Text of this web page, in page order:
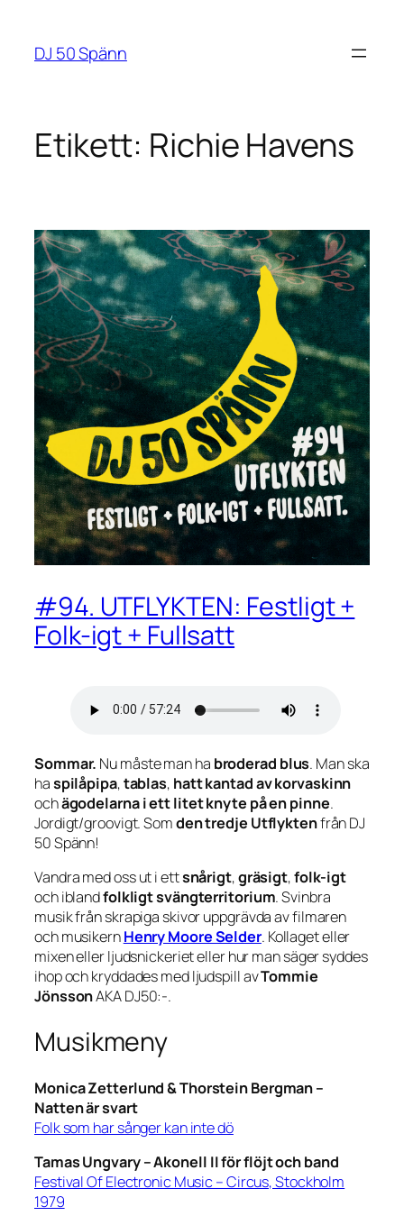
innehåll
DJ 50 Spänn
Etikett: Richie Havens
#94. UTFLYKTEN: Festligt +
Folk-igt + Fullsatt
Sommar. Nu måste man ha broderad blus. Man ska
haspilåpipa,tablas, hatt kantad av korvaskinn
ochägodelarna i ett litet knyte på en pinne.
Jordigt/groovigt. Somden tredje Utflyktenfrån DJ
50 Spänn!
Vandra med oss ut i ettsnårigt,gräsigt,folk-igt
och iblandfolkligt svängterritorium. Svinbra
musik från skrapiga skivor uppgrävda av filmaren
och musikernHenry Moore Selder. Kollaget eller
mixen eller ljudsnickeriet eller hur man säger syddes
ihop och kryddades med ljudspill avTommie
JönssonAKA DJ50:-.
Musikmeny
Monica Zetterlund & Thorstein Bergman –
Natten är svart
Folk som har sånger kan inte dö
Tamas Ungvary –Akonell II för flöjt och band
Festival Of Electronic Music – Circus, Stockholm
1979